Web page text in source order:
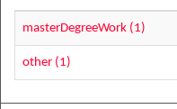
masterDegreeWork (1)
other (1)